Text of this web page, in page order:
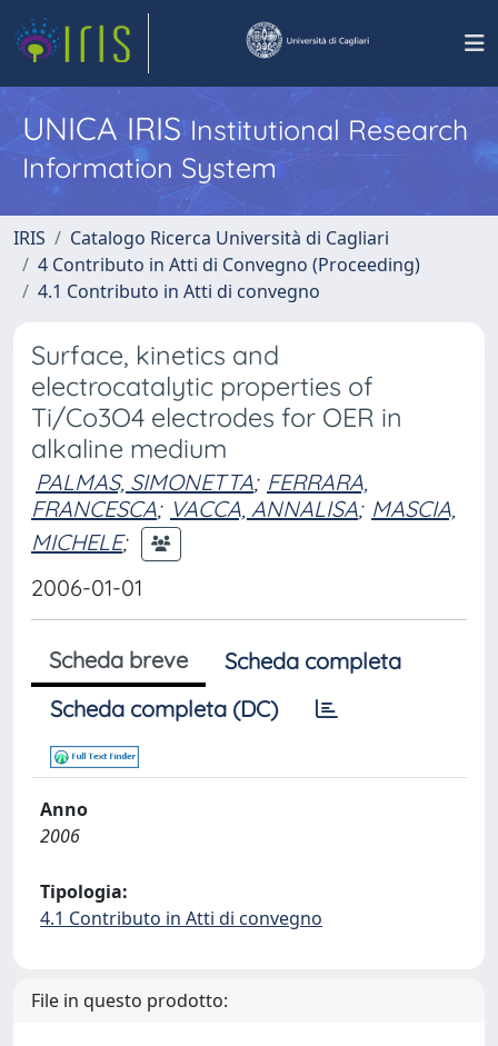
UNICA IRISInstitutional Research
Information System
IRIS
Catalogo Ricerca Università di Cagliari
4 Contributo in Atti di Convegno (Proceeding)
4.1 Contributo in Atti di convegno
Surface, kinetics and
electrocatalytic properties of
Ti/Co3O4 electrodes for OER in
alkaline medium
PALMAS, SIMONETTA; FERRARA,
FRANCESCA; VACCA, ANNALISA; MASCIA,
MICHELE;
2006-01-01
Scheda breve
Scheda completa
Scheda completa (DC)
Anno
2006
Tipologia:
4.1 Contributo in Atti di convegno
File in questo prodotto: